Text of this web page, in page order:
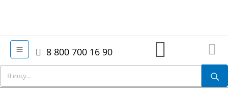
8 800 700 16 90